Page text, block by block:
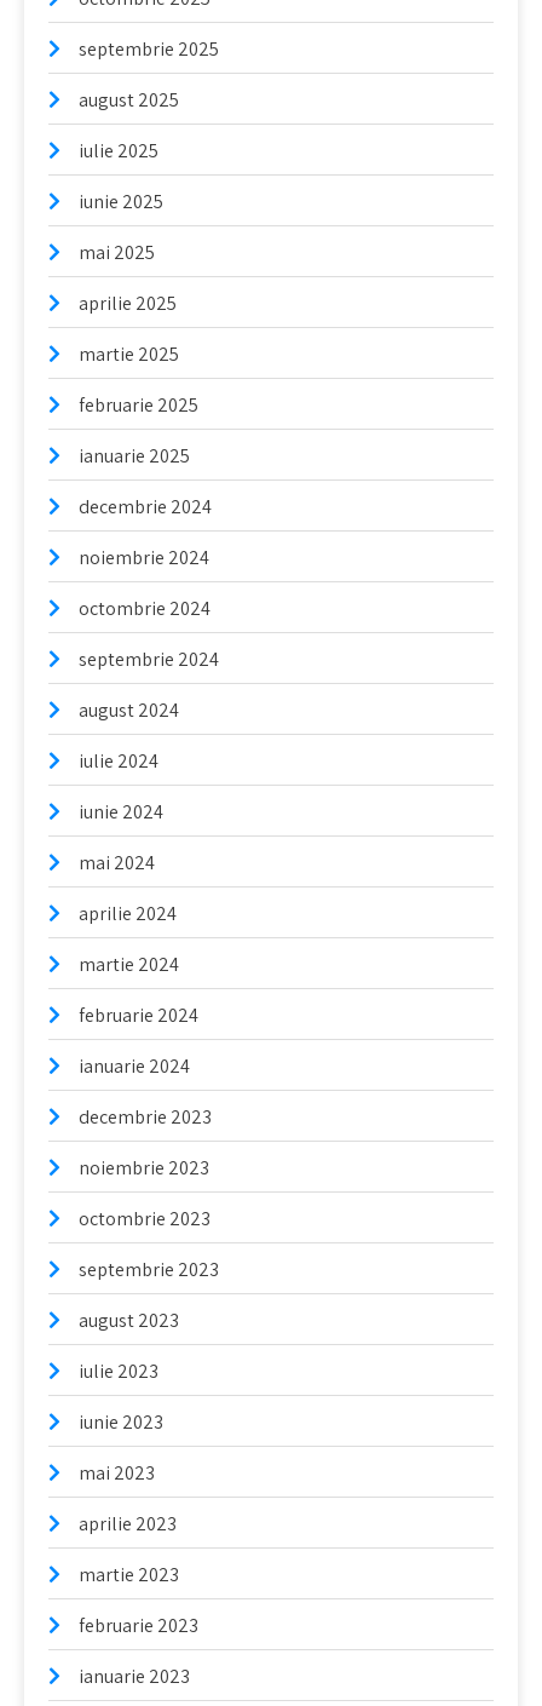
septembrie 2025
august 2025
iulie 2025
iunie 2025
mai 2025
aprilie 2025
martie 2025
februarie 2025
ianuarie 2025
decembrie 2024
noiembrie 2024
octombrie 2024
septembrie 2024
august 2024
iulie 2024
iunie 2024
mai 2024
aprilie 2024
martie 2024
februarie 2024
ianuarie 2024
decembrie 2023
noiembrie 2023
octombrie 2023
septembrie 2023
august 2023
iulie 2023
iunie 2023
mai 2023
aprilie 2023
martie 2023
februarie 2023
ianuarie 2023